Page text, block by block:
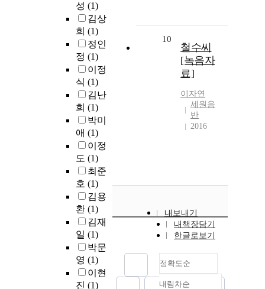
성 (1)
김상
희 (1)
정인
정 (1)
이정
식 (1)
김난
희 (1)
박미
애 (1)
이정
도 (1)
최준
호 (1)
김용
환 (1)
김재
일 (1)
박문
영 (1)
이현
진 (1)
10
철수씨
[녹음자
료]
이자연
세원음
반
2016
내보내기
내책장담기
한글로보기
정확도순
내림차순